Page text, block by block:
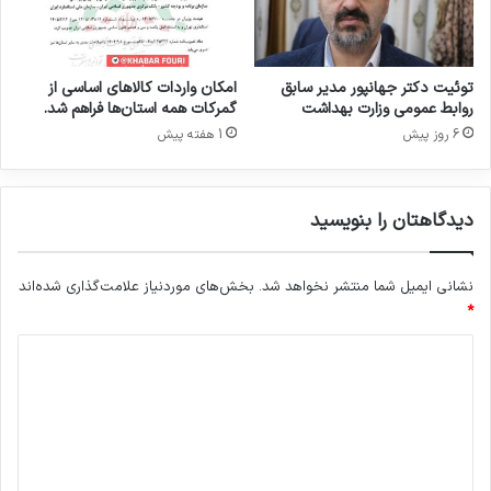
ک
ا
ی
ت
و
ل
د
ن
گ
ا
ن
توئیت دکتر جهانپور مدیر سابق
روابط عمومی وزارت بهداشت
6 روز پیش
امکان واردات کالاهای اساسی از
گمرکات همه استان‌ها فراهم شد.
1 هفته پیش
دیدگاهتان را بنویسید
نشانی ایمیل شما منتشر نخواهد شد. بخش‌های موردنیاز علامت‌گذاری شده‌اند
*